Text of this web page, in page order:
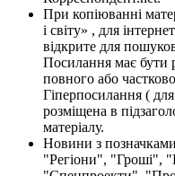
При копіюванні
і світу» , для
відкрите для
Посилання має бути
повного або
Гіперпосилання (
розміщена в
матеріалу.
Новини з
"Регіони", "Гроші",